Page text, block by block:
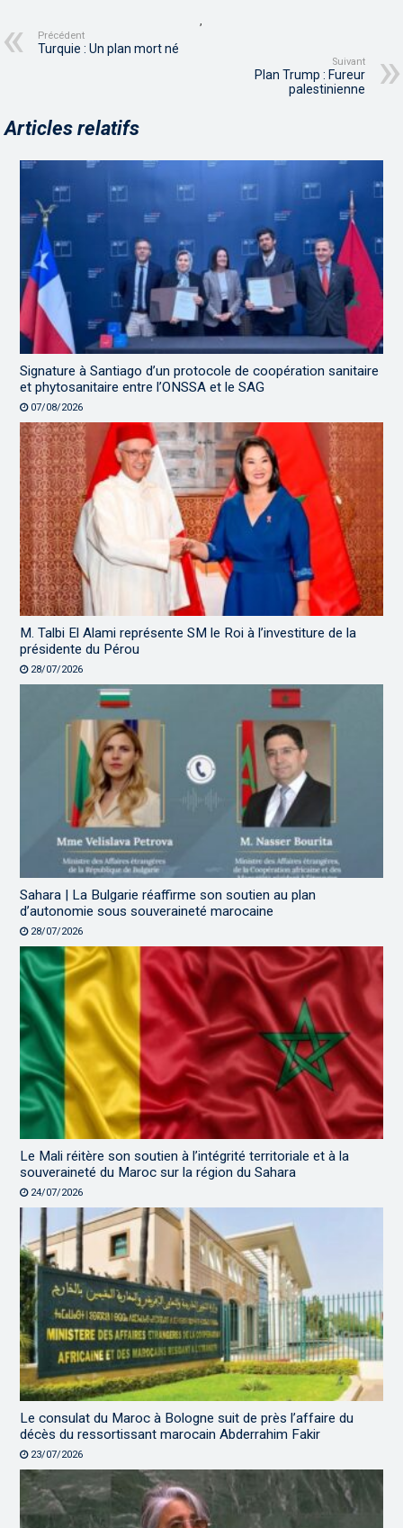
,
Précédent
Turquie : Un plan mort né
Suivant
Plan Trump : Fureur
palestinienne
Articles relatifs
Signature à Santiago d’un protocole de coopération sanitaire
et phytosanitaire entre l’ONSSA et le SAG
07/08/2026
M. Talbi El Alami représente SM le Roi à l’investiture de la
présidente du Pérou
28/07/2026
Sahara | La Bulgarie réaffirme son soutien au plan
d’autonomie sous souveraineté marocaine
28/07/2026
Le Mali réitère son soutien à l’intégrité territoriale et à la
souveraineté du Maroc sur la région du Sahara
24/07/2026
Le consulat du Maroc à Bologne suit de près l’affaire du
décès du ressortissant marocain Abderrahim Fakir
23/07/2026